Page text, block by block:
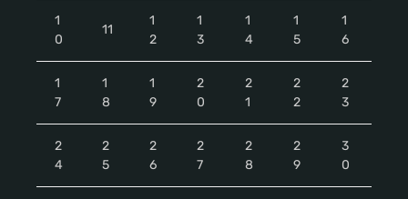
1
0
11
1
2
1
3
1
4
1
5
1
6
1
7
1
8
1
9
2
0
2
1
2
2
2
3
2
4
2
5
2
6
2
7
2
8
2
9
3
0